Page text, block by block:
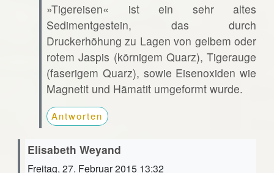
»Tigereisen« ist ein sehr altes
Sedimentgestein, das durch
Druckerhöhung zu Lagen von gelbem oder
rotem Jaspis (körnigem Quarz), Tigerauge
(faserigem Quarz), sowie Eisenoxiden wie
Magnetit und Hämatit umgeformt wurde.
Antworten
Elisabeth Weyand
Freitag, 27. Februar 2015 13:32